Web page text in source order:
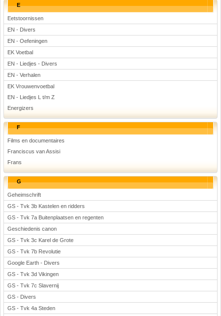
E
Eetstoornissen
EN - Divers
EN - Oefeningen
EK Voetbal
EN - Liedjes - Divers
EN - Verhalen
EK Vrouwenvoetbal
EN - Liedjes L t/m Z
Energizers
F
Films en documentaires
Franciscus van Assisi
Frans
G
Geheimschrift
GS - Tvk 3b Kastelen en ridders
GS - Tvk 7a Buitenplaatsen en regenten
Geschiedenis canon
GS - Tvk 3c Karel de Grote
GS - Tvk 7b Revolutie
Google Earth - Divers
GS - Tvk 3d Vikingen
GS - Tvk 7c Slavernij
GS - Divers
GS - Tvk 4a Steden